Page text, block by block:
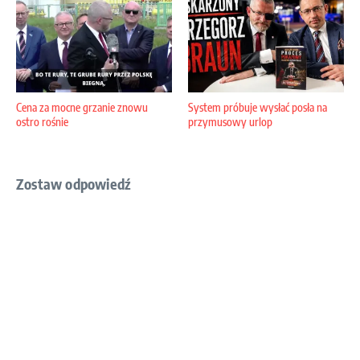
Cena za mocne grzanie znowu
ostro rośnie
System próbuje wysłać posła na
przymusowy urlop
Zostaw odpowiedź